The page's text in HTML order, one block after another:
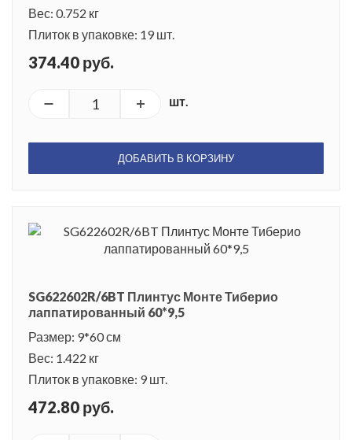
Вес: 0.752 кг
Плиток в упаковке: 19 шт.
374.40 руб.
шт.
ДОБАВИТЬ В КОРЗИНУ
SG622602R/6BT Плинтус Монте Тиберио
лаппатированный 60*9,5
Размер: 9*60 см
Вес: 1.422 кг
Плиток в упаковке: 9 шт.
472.80 руб.